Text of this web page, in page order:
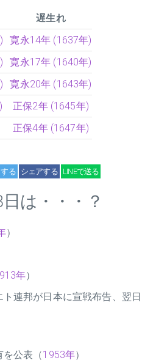
遅生れ
寛永14年 (1637年)
寛永17年 (1640年)
寛永20年 (1643年)
正保2年 (1645年)
正保4年 (1647年)
る シェアする LINEで送る
は・・・？
）
年）
連邦が日本に宣戦布告、翌日
を公表（1953年）